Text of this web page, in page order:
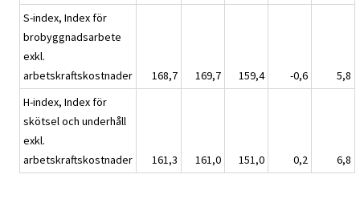
S-index, Index för
brobyggnadsarbete
exkl.
arbetskraftskostnader
168,7 169,7 159,4 -0,6
5,8
H-index, Index för
skötsel och underhåll
exkl.
arbetskraftskostnader
161,3 161,0 151,0 0,2 6,8